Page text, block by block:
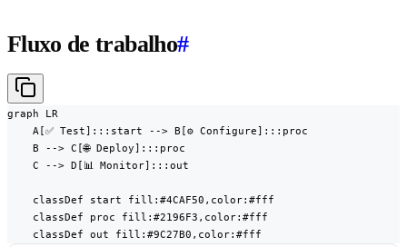
Fluxo de trabalho#
graph LR
    A[✅ Test]:::start --> B[⚙️ Configure]:::proc
    B --> C[🌐 Deploy]:::proc
    C --> D[📊 Monitor]:::out
    classDef start fill:#4CAF50,color:#fff
    classDef proc fill:#2196F3,color:#fff
    classDef out fill:#9C27B0,color:#fff